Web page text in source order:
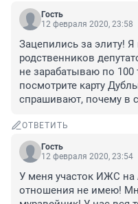
Гость
12 февраля 2020, 23:58
Зацепились за элиту! Я
родственников
не зарабатываю по 100
посмотрите карту
спрашивают, почему в
ОТВЕТИТЬ
Гость
12 февраля 2020, 23:54
У меня участок ИЖС на
отношения не имею!